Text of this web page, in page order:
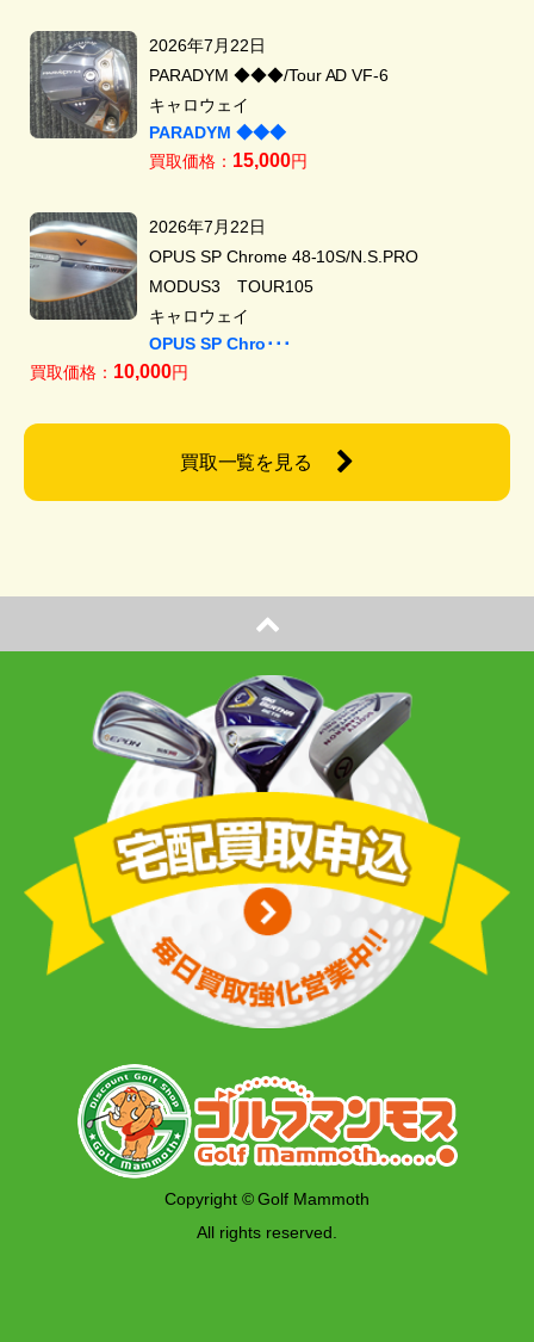
2026年7月22日
PARADYM ◆◆◆/Tour AD VF-6
キャロウェイ
PARADYM ◆◆◆
買取価格： 15,000円
2026年7月22日
OPUS SP Chrome 48-10S/N.S.PRO
MODUS3 TOUR105
キャロウェイ
OPUS SP Chro･･･
買取価格： 10,000円
買取一覧を見る
Copyright © Golf Mammoth
All rights reserved.